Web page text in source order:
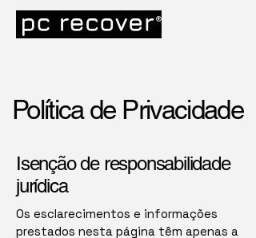
Meu site
Política de Privacidade
Isenção de responsabilidade
jurídica
Os esclarecimentos e informações
prestados nesta página têm apenas a